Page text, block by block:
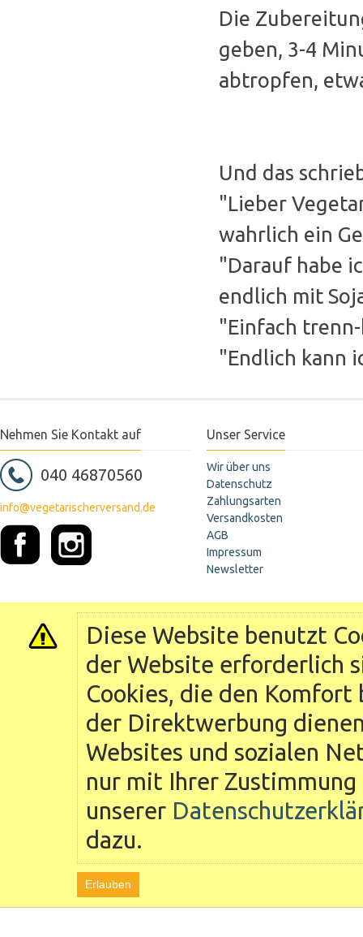
Die
geben, 3-4
abtropfen,
Und das
"Lieber
wahrlich ein
"Darauf habe
endlich mit
"Einfach
"Endlich kann
Nehmen Sie Kontakt auf
040 46870560
info@vegetarischerversand.de
Unser Service
Wir über uns
Datenschutz
Zahlungsarten
Versandkosten
AGB
Impressum
Newsletter
Diese Website benutzt
der Website erforderlich
Cookies, die den
der Direktwerbung
Websites und sozialen
nur mit Ihrer
unserer
dazu.
Erlauben